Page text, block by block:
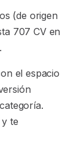
(de origen
707 CV en
el espacio
te